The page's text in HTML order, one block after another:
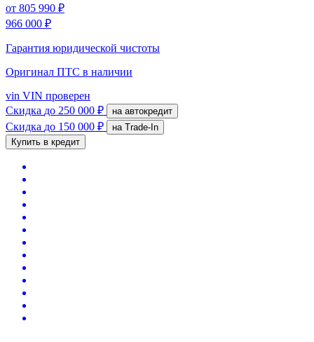
от 805 990 ₽
966 000 ₽
Гарантия юридической чистоты
Оригинал ПТС в наличии
vin VIN проверен
Скидка до 250 000 ₽ на автокредит
Скидка до 150 000 ₽
на Trade-In
Купить в кредит